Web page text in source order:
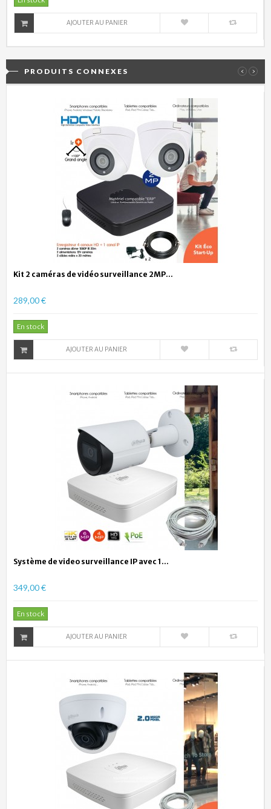
AJOUTER AU PANIER
PRODUITS CONNEXES ‹ ›
Kit 2 caméras de vidéo surveillance 2MP...
289,00 €
En stock
AJOUTER AU PANIER
Système de video surveillance IP avec 1...
349,00 €
En stock
AJOUTER AU PANIER